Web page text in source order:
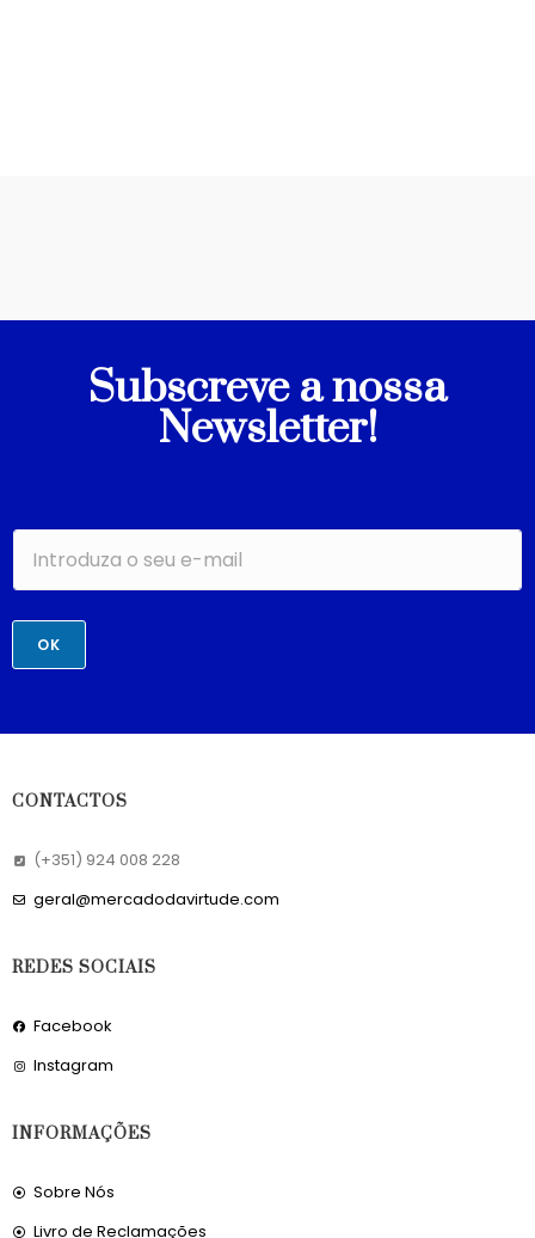
Subscreve a nossa
Newsletter!
OK
CONTACTOS
(+351) 924 008 228
geral@mercadodavirtude.com
REDES SOCIAIS
Facebook
Instagram
INFORMAÇÕES
Sobre Nós
Livro de Reclamações